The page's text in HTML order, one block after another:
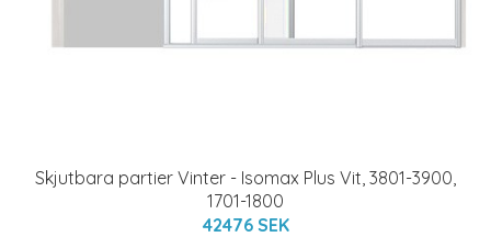
Skjutbara partier Vinter - Isomax Plus Vit, 3801-3900,
1701-1800
42476 SEK